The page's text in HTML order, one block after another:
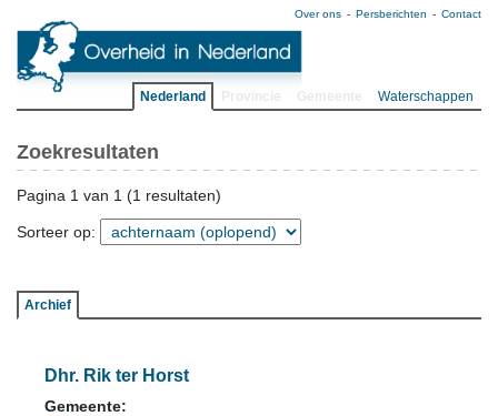
Over ons Persberichten Contact
Nederland Waterschappen
Zoekresultaten
Pagina 1 van 1 (1 resultaten)
Sorteer op:
Archief
Dhr. Rik ter Horst
Gemeente: